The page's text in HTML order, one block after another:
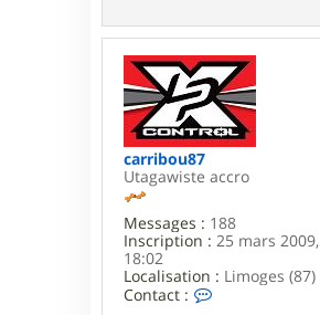
t
a
c
t
e
r
G
B
carribou87
Utagawiste accro
Messages : 188
Inscription : 25 mars 2009,
18:02
Localisation : Limoges (87)
Contact :